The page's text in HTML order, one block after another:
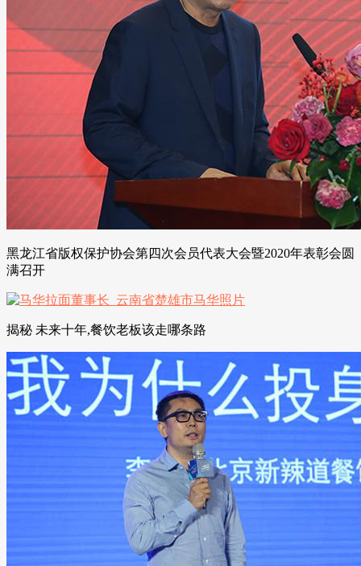
黑龙江省版权保护协会第四次会员代表大会暨2020年表彰会圆
满召开
揭秘 未来十年,餐饮老板该走哪条路